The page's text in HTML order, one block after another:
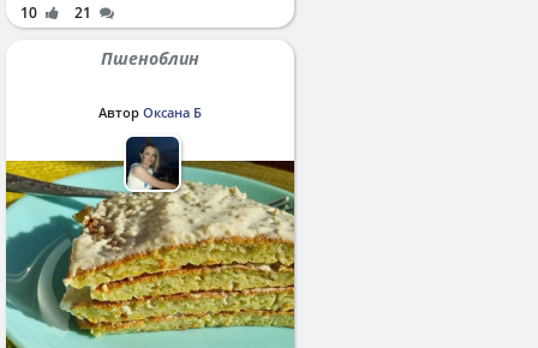
10 21
Пшеноблин
Автор Оксана Б